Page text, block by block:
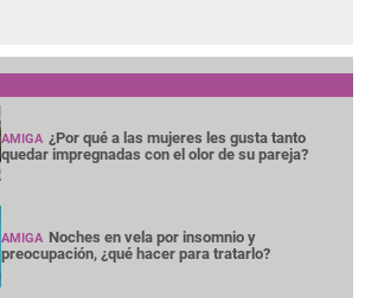
AMIGA ¿Por qué a las mujeres les gusta tanto
quedar impregnadas con el olor de su pareja?
AMIGA Noches en vela por insomnio y
preocupación, ¿qué hacer para tratarlo?